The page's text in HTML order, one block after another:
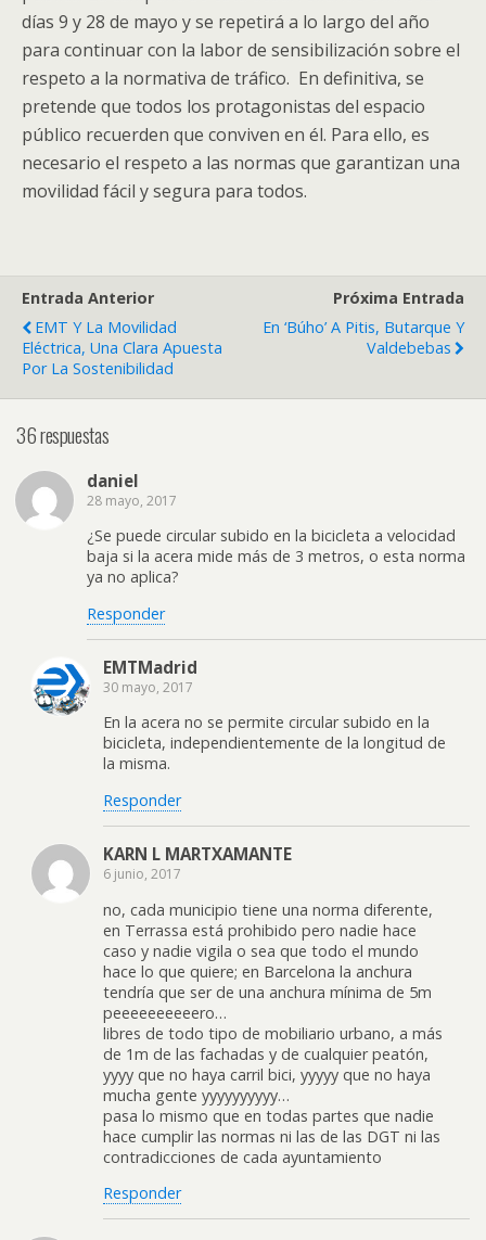
días 9 y 28 de mayo y se repetirá a lo largo del año
para continuar con la labor de sensibilización sobre el
respeto a la normativa de tráfico. En definitiva, se
pretende que todos los protagonistas del espacio
público recuerden que conviven en él. Para ello, es
necesario el respeto a las normas que garantizan una
movilidad fácil y segura para todos.
Entrada Anterior
EMT Y La Movilidad
Eléctrica, Una Clara Apuesta
Por La Sostenibilidad
Próxima Entrada
En ‘búho’ A Pitis, Butarque Y
Valdebebas
36 respuestas
daniel
28 mayo, 2017
¿Se puede circular subido en la bicicleta a velocidad
baja si la acera mide más de 3 metros, o esta norma
ya no aplica?
Responder
EMTMadrid
30 mayo, 2017
En la acera no se permite circular subido en la
bicicleta, independientemente de la longitud de
la misma.
Responder
KARN L MARTXAMANTE
6 junio, 2017
no, cada municipio tiene una norma diferente,
en Terrassa está prohibido pero nadie hace
caso y nadie vigila o sea que todo el mundo
hace lo que quiere; en Barcelona la anchura
tendría que ser de una anchura mínima de 5m
peeeeeeeeeero…
libres de todo tipo de mobiliario urbano, a más
de 1m de las fachadas y de cualquier peatón,
yyyy que no haya carril bici, yyyyy que no haya
mucha gente yyyyyyyyyy…
pasa lo mismo que en todas partes que nadie
hace cumplir las normas ni las de las DGT ni las
contradicciones de cada ayuntamiento
Responder